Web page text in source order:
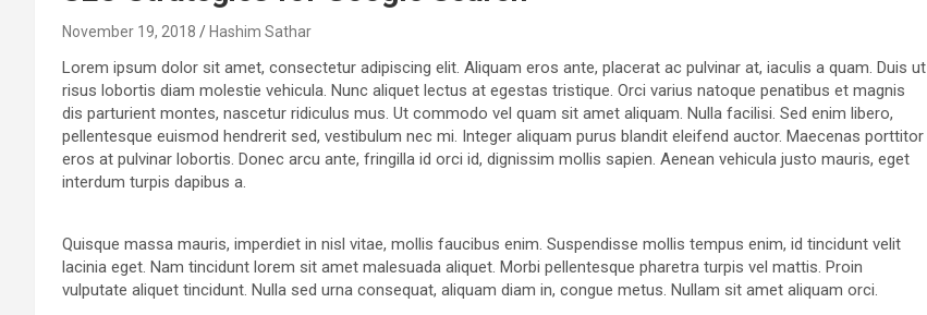
November 19, 2018 Hashim Sathar
Lorem ipsum dolor sit amet, consectetur adipiscing elit. Aliquam eros ante, placerat ac pulvinar at, iaculis a quam. Duis ut
risus lobortis diam molestie vehicula. Nunc aliquet lectus at egestas tristique. Orci varius natoque penatibus et magnis
dis parturient montes, nascetur ridiculus mus. Ut commodo vel quam sit amet aliquam. Nulla facilisi. Sed enim libero,
pellentesque euismod hendrerit sed, vestibulum nec mi. Integer aliquam purus blandit eleifend auctor. Maecenas porttitor
eros at pulvinar lobortis. Donec arcu ante, fringilla id orci id, dignissim mollis sapien. Aenean vehicula justo mauris, eget
interdum turpis dapibus a.
Quisque massa mauris, imperdiet in nisl vitae, mollis faucibus enim. Suspendisse mollis tempus enim, id tincidunt velit
lacinia eget. Nam tincidunt lorem sit amet malesuada aliquet. Morbi pellentesque pharetra turpis vel mattis. Proin
vulputate aliquet tincidunt. Nulla sed urna consequat, aliquam diam in, congue metus. Nullam sit amet aliquam orci.